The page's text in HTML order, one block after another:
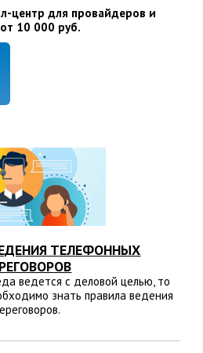
центр для провайдеров и
10 000 руб.
ТЕЛЕФОННЫХ
ведется с деловой целью, то
знать правила ведения